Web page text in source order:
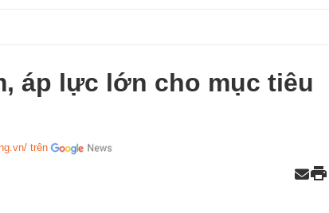
áp lực lớn cho mục tiêu
trên